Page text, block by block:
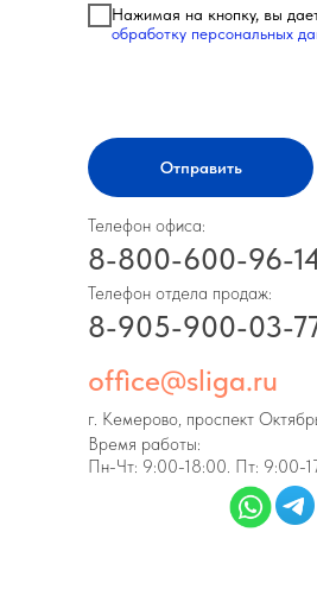
Нажимая на кнопку, вы
обработку персональных
Отправить
Время работы:
Пн-Чт: 9:00-18:00. Пт: 9:00-
8-905-900-03-
Телефон отдела продаж:
Телефон офиса:
г. Кемерово, проспект
office@sliga.ru
8-800-600-96-